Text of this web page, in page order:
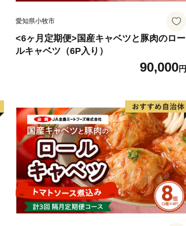
愛知県小牧市
<6ヶ月定期便>国産キャベツと豚肉のロー
ルキャベツ（6P入り）
90,000円